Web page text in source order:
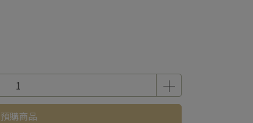
預購商品